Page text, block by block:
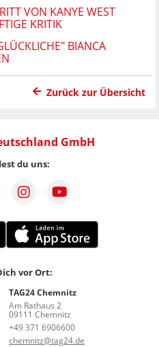
VON KANYE WEST
KRITIK
BIANCA
Zurück zur Übersicht
GmbH
du uns:
vor Ort:
TAG24 Chemnitz
Am Rathaus 2
09111 Chemnitz
+49 371 6906600
chemnitz@tag24.de